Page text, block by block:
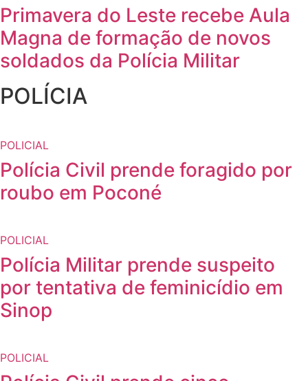
Primavera do Leste recebe Aula
Magna de formação de novos
soldados da Polícia Militar
POLÍCIA
POLICIAL
Polícia Civil prende foragido por
roubo em Poconé
POLICIAL
Polícia Militar prende suspeito
por tentativa de feminicídio em
Sinop
POLICIAL